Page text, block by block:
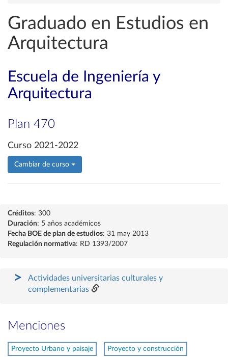
Graduado en Estudios en
Arquitectura
Escuela de Ingeniería y
Arquitectura
Plan 470
Curso 2021-2022
Cambiar de curso
Créditos: 300
Duración: 5 años académicos
Fecha BOE de plan de estudios: 31 may 2013
Regulación normativa: RD 1393/2007
Actividades universitarias culturales y
complementarias
Menciones
Proyecto Urbano y paisaje Proyecto y construcción